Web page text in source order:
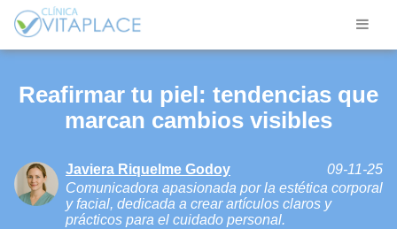
Reafirmar tu piel: tendencias que
marcan cambios visibles
Javiera Riquelme Godoy
09-11-25
Comunicadora apasionada por la estética corporal
y facial, dedicada a crear artículos claros y
prácticos para el cuidado personal.